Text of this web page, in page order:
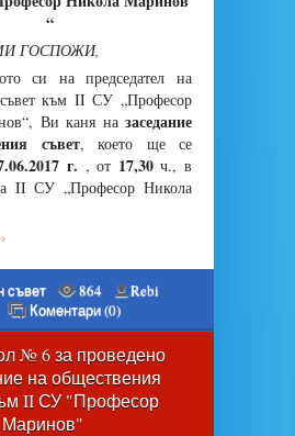
“
ГОСПОЖИ,
си на председател на
към II СУ „Професор
Ви каня на заседание
съвет, което ще се
г. , от 17,30ч., в
II СУ „Професор Никола
съвет 864
Rebi
Коментари (0)
№ 6 за проведено
на обществения
II СУ "Професор